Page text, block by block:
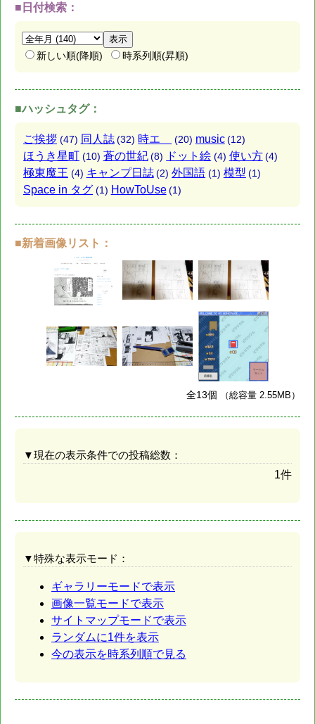
■日付検索：
新しい順(降順) 時系列順(昇順)
■ハッシュタグ：
ご挨拶 (47) 同人誌 (32) 時エ (20) music (12)
ほうき星町 (10) 蒼の世紀 (8) ドット絵 (4) 使い方 (4)
極東魔王 (4) キャンプ日誌 (2) 外国語 (1) 模型 (1)
Space in タグ (1) HowToUse (1)
■新着画像リスト：
全13個 （総容量 2.55MB）
▼現在の表示条件での投稿総数：
1件
▼特殊な表示モード：
ギャラリーモードで表示
画像一覧モードで表示
サイトマップモードで表示
ランダムに1件を表示
今の表示を時系列順で見る